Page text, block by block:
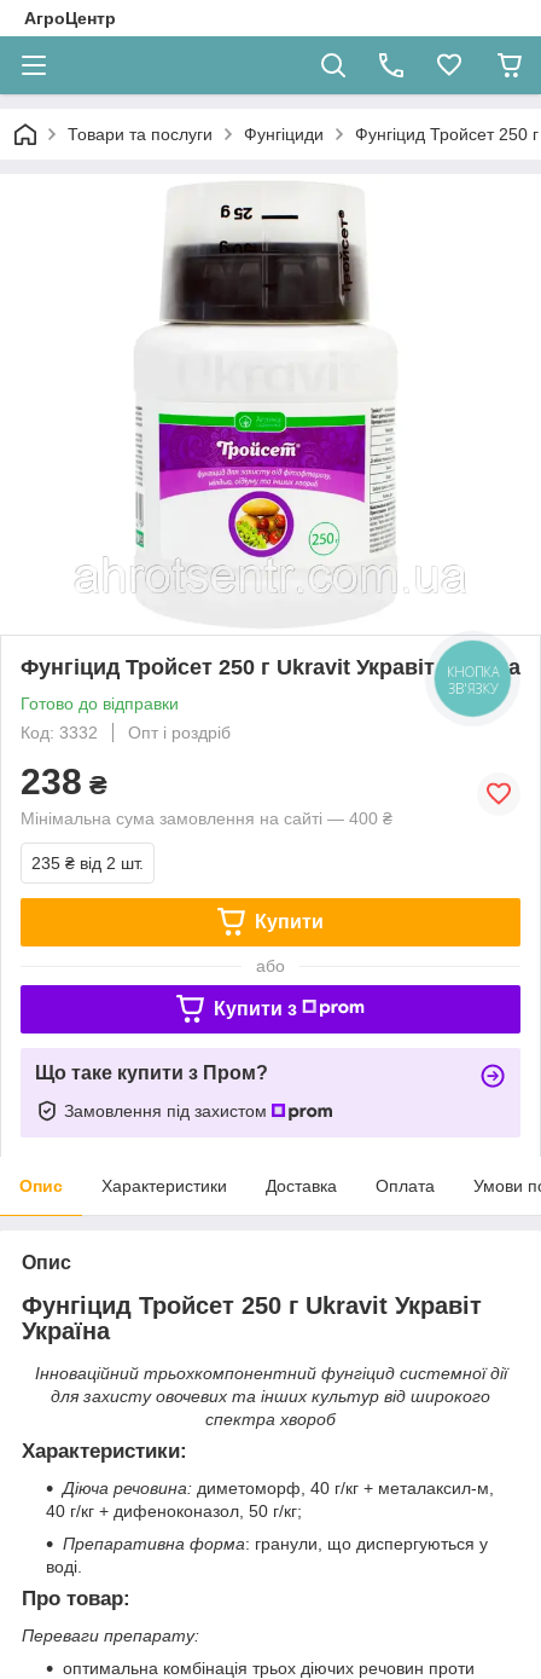
АгроЦентр
Товари та послуги Фунгіциди Фунгіцид Тройсет 250
Фунгіцид Тройсет 250 г Ukravit Укравіт Україна
Готово до відправки
Код: 3332
Опт і роздріб
238 ₴
Мінімальна сума замовлення на сайті — 400 ₴
235 ₴ від 2 шт.
Купити
або
Купити з
Що таке купити з Пром?
Замовлення під захистом
Опис Характеристики Доставка Оплата Умови
Опис
Фунгіцид Тройсет 250 г Ukravit Укравіт
Україна
Інноваційний трьохкомпонентний фунгіцид системної дії
для захисту овочевих та інших культур від широкого
спектра хвороб
Характеристики:
Дiюча речовина: диметоморф, 40 г/кг + металаксил-м,
40 г/кг + дифеноконазол, 50 г/кг;
Препаративна форма: гранули, що диспергуються у
воді.
Про товар:
Переваги препарату:
оптимальна комбінація трьох діючих речовин проти
КНОПКА
ЗВ'ЯЗКУ